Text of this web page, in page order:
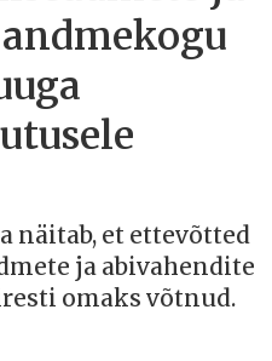
näitab, et ettevõtted
ja abivahendite
omaks võtnud.